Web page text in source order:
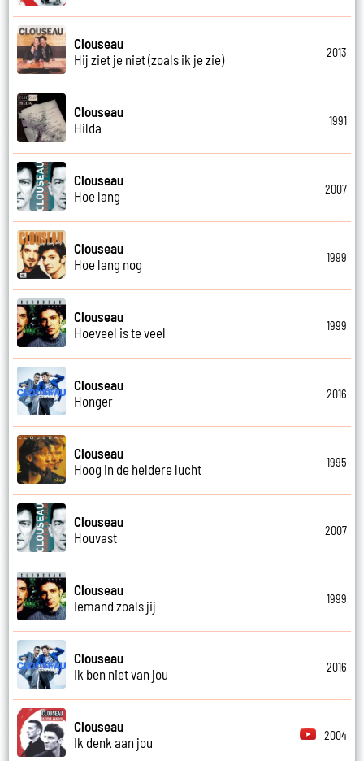
Clouseau
Hij ziet je niet (zoals ik je zie)
2013
Clouseau
Hilda
1991
Clouseau
Hoe lang
2007
Clouseau
Hoe lang nog
1999
Clouseau
Hoeveel is te veel
1999
Clouseau
Honger
2016
Clouseau
Hoog in de heldere lucht
1995
Clouseau
Houvast
2007
Clouseau
Iemand zoals jij
1999
Clouseau
Ik ben niet van jou
2016
Clouseau
Ik denk aan jou
2004